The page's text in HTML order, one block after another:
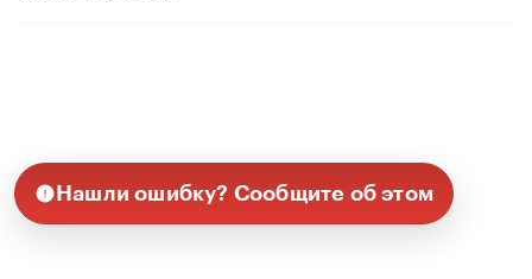
Нашли ошибку? Сообщите об этом